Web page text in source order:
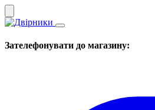
Зателефонувати до магазину: